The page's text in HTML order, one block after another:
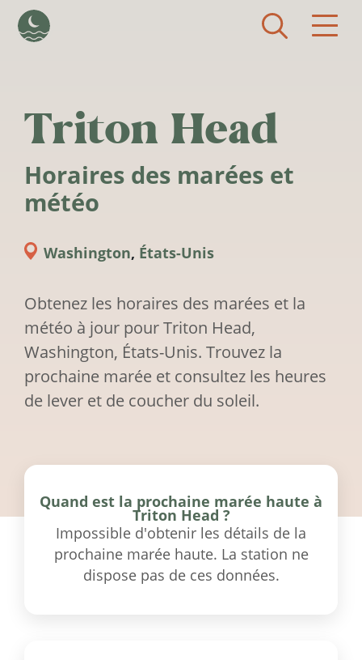
Triton Head
Horaires des marées et
météo
Washington, États-Unis
Obtenez les horaires des marées et la
météo à jour pour Triton Head,
Washington, États-Unis. Trouvez la
prochaine marée et consultez les heures
de lever et de coucher du soleil.
Quand est la prochaine marée haute à
Triton Head ?
Impossible d'obtenir les détails de la
prochaine marée haute. La station ne
dispose pas de ces données.